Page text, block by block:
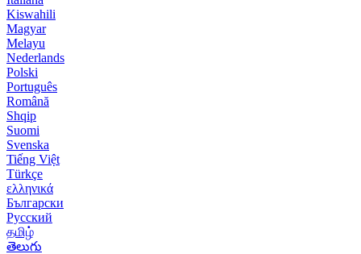
Kiswahili
Magyar
Melayu
Nederlands
Polski
Português
Română
Shqip
Suomi
Svenska
Tiếng Việt
Türkçe
ελληνικά
Български
Русский
தமிழ்
తెలుగు